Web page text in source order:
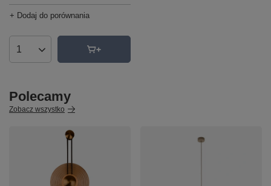
+ Dodaj do porównania
Ilość produktów
Polecamy
Zobacz wszystko